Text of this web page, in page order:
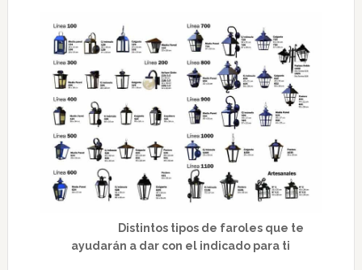
Distintos tipos de faroles que te
ayudarán a dar con el indicado para ti